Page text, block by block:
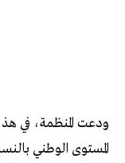
ودعت المنظمة، في هذ
المستوى الوطني